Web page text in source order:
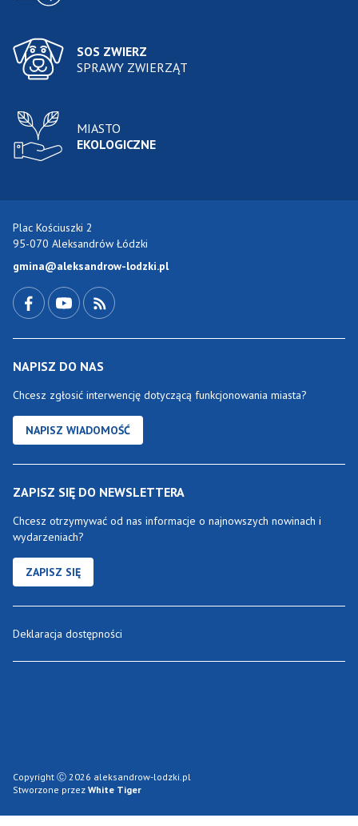
SOS ZWIERZ
SPRAWY ZWIERZĄT
MIASTO
EKOLOGICZNE
Plac Kościuszki 2
95-070 Aleksandrów Łódzki
gmina@aleksandrow-lodzki.pl
NAPISZ DO NAS
Chcesz zgłosić interwencję dotyczącą funkcjonowania miasta?
NAPISZ WIADOMOŚĆ
ZAPISZ SIĘ DO NEWSLETTERA
Chcesz otrzymywać od nas informacje o najnowszych nowinach i
wydarzeniach?
ZAPISZ SIĘ
Deklaracja dostępności
Copyright Ⓒ 2026 aleksandrow-lodzki.pl
Stworzone przez White Tiger